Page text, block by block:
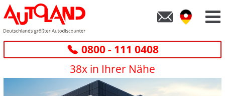
0800 - 111 0408
38x in Ihrer Nähe